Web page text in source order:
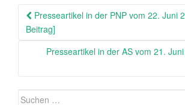
Beitragsnavigation
Presseartikel in der PNP vom 22. Juni
Beitrag]
Presseartikel in der AS vom 21.
Suche
Search